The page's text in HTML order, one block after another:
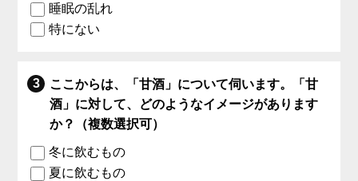
睡眠の乱れ
特にない
ここからは、「甘酒」について伺います。「甘
酒」に対して、どのようなイメージがあります
か？（複数選択可）
冬に飲むもの
夏に飲むもの